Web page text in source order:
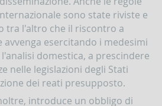
sono state riviste e
tra l'altro che il riscontro a
avvenga esercitando i medesimi
domestica, a prescindere
nelle legislazioni degli Stati
dei reati presupposto.
introduce un obbligo di